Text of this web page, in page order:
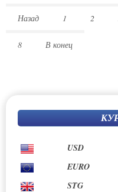
Назад 1 2
8 В конец
USD
EURO
STG